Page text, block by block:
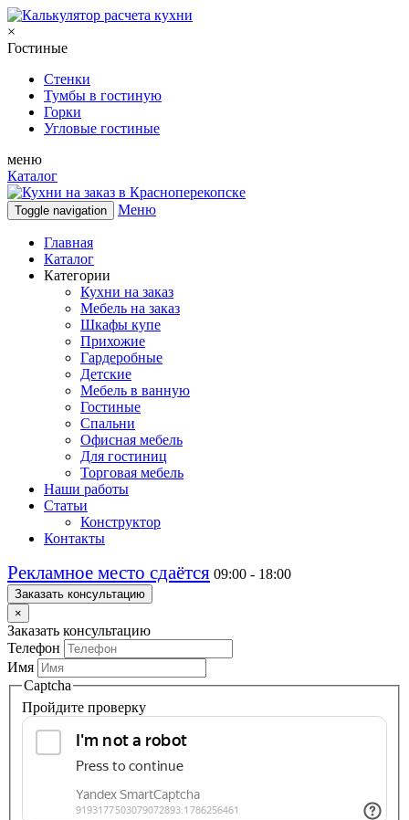
×
Гостиные
Стенки
Тумбы в гостиную
Горки
Угловые гостиные
меню
Каталог
Toggle navigation Меню
Главная
Каталог
Категории
Кухни на заказ
Мебель на заказ
Шкафы купе
Прихожие
Гардеробные
Детские
Мебель в ванную
Гостиные
Спальни
Офисная мебель
Для гостиниц
Торговая мебель
Наши работы
Статьи
Конструктор
Контакты
Рекламное место сдаётся 09:00 - 18:00
Заказать консультацию
×
Заказать консультацию
Телефон
Имя
Captcha
Пройдите проверку